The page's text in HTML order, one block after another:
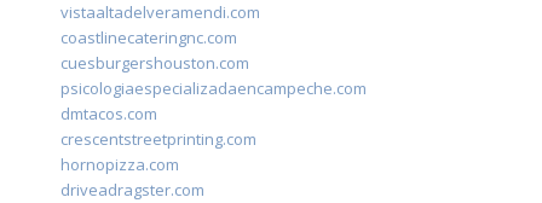
vistaaltadelveramendi.com
coastlinecateringnc.com
cuesburgershouston.com
psicologiaespecializadaencampeche.com
dmtacos.com
crescentstreetprinting.com
hornopizza.com
driveadragster.com